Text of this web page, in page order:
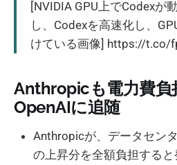
[NVIDIA GPU上でCodexが
し、Codexを高速化し、
けている画像] https://t.co/
Anthropicも電力費負
OpenAIに追随
Anthropicが、データセン
の上昇分を全額負担すると